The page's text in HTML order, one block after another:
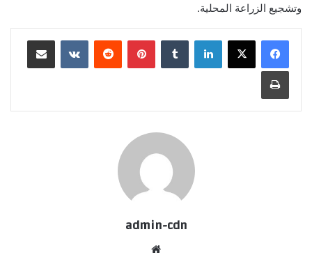
وتشجيع الزراعة المحلية.
لينكدإن بينتيريست مشاركة عبر البريد
طباعة
admin-cdn